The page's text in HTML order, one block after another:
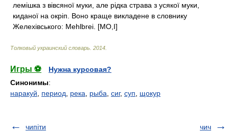
лемішка з вівсяної муки, але рідка страва з усякої муки,
киданої на окріп. Воно краще викладене в словнику
Желехівського: Mehlbrei. [MО,I]
Толковый украинский словарь 2014
Игры ⚽
Нужна курсовая?
Синонимы:
наракуй
период река рыба сиг, суп щокур
чипіти чич